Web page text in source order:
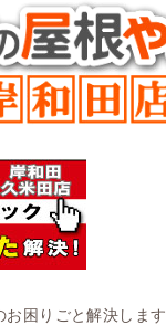
お困りごと解決します